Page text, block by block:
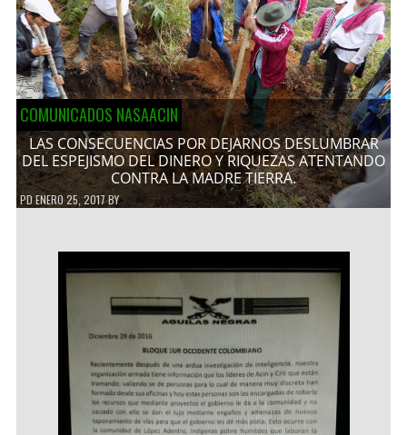
COMUNICADOS NASAACIN
LAS CONSECUENCIAS POR DEJARNOS DESLUMBRAR
DEL ESPEJISMO DEL DINERO Y RIQUEZAS ATENTANDO
CONTRA LA MADRE TIERRA.
PDENERO 25, 2017BY